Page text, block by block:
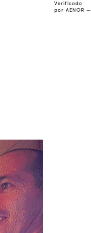
Verificado
por AENOR —